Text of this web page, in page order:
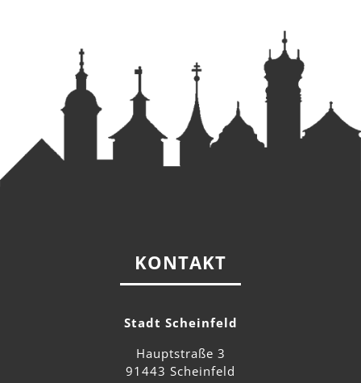
KONTAKT
Stadt Scheinfeld
Hauptstraße 3
91443 Scheinfeld